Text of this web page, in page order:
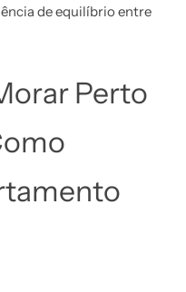
de equilíbrio entre
Perto